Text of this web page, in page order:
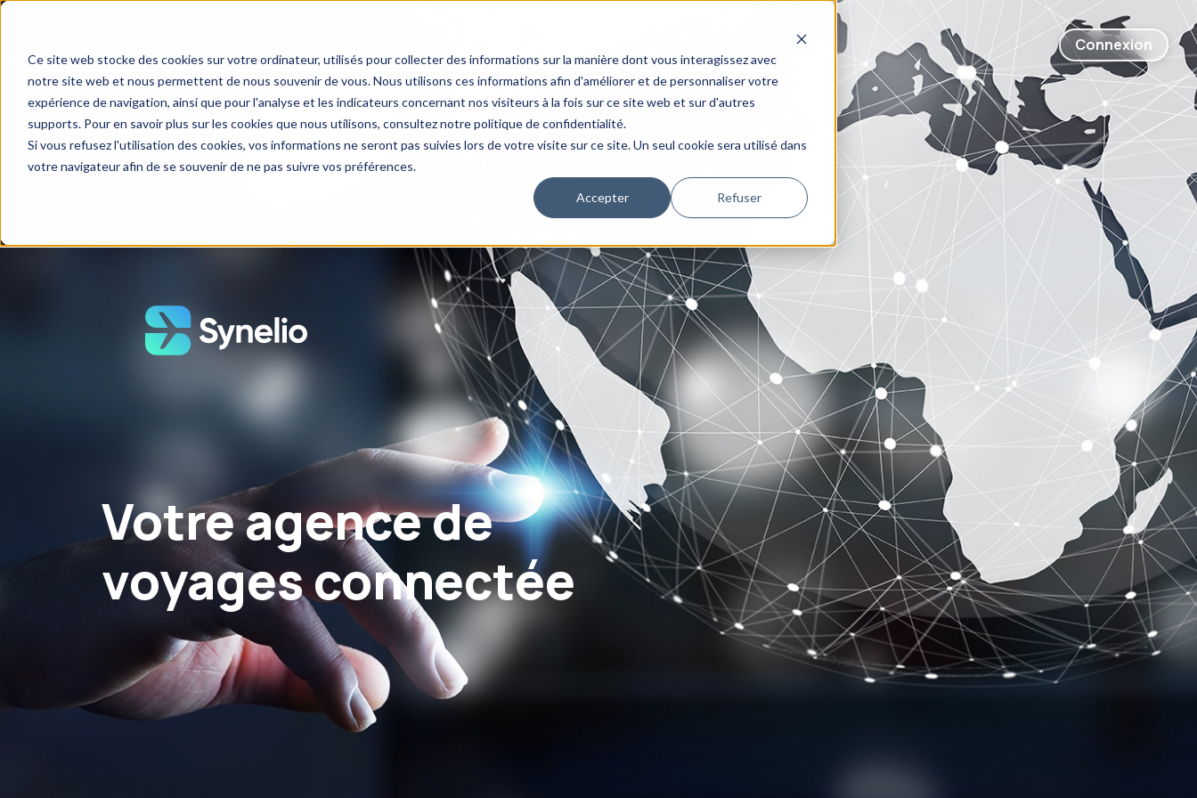
Ce site web stocke des cookies sur votre ordinateur, utilisés pour collecter des informations sur la manière dont vous interagissez avec
notre site web et nous permettent de nous souvenir de vous. Nous utilisons ces informations afin d'améliorer et de personnaliser votre
expérience de navigation, ainsi que pour l'analyse et les indicateurs concernant nos visiteurs à la fois sur ce site web et sur d'autres
supports. Pour en savoir plus sur les cookies que nous utilisons, consultez notre politique de confidentialité.
Si vous refusez l'utilisation des cookies, vos informations ne seront pas suivies lors de votre visite sur ce site. Un seul cookie sera utilisé dans
votre navigateur afin de se souvenir de ne pas suivre vos préférences.
Accepter Refuser
Connexion
Votre agence de
voyages connectée